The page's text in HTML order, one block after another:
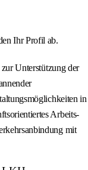
Ihr Profil ab.
Unterstützung der
in
Arbeits-
mit